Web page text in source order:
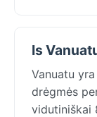
Is
Vanuatu
drėgmės
vidutiniškai